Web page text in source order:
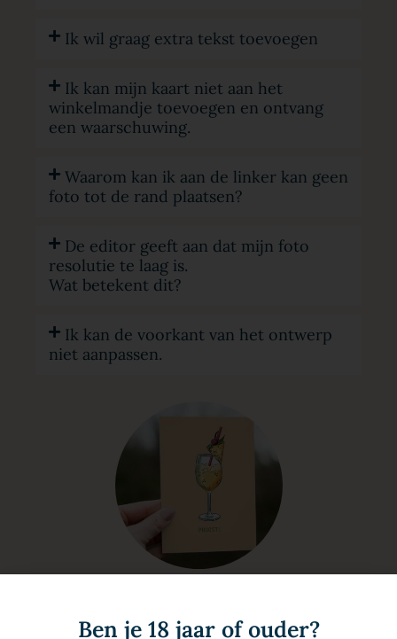
Ik wil graag extra tekst toevoegen
Ik kan mijn kaart niet aan het
winkelmandje toevoegen en ontvang
een waarschuwing.
Waarom kan ik aan de linker kan geen
foto tot de rand plaatsen?
De editor geeft aan dat mijn foto
resolutie te laag is.
Wat betekent dit?
Ik kan de voorkant van het ontwerp
niet aanpassen.
Ben je 18 jaar of ouder?